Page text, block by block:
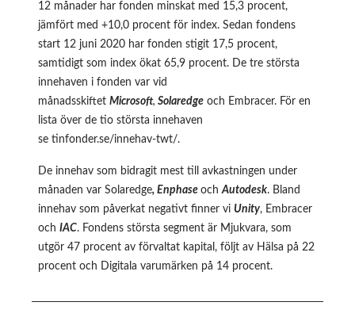
12 månader har fonden minskat med 15,3 procent,
jämfört med +10,0 procent för index. Sedan fondens
start 12 juni 2020 har fonden stigit 17,5 procent,
samtidigt som index ökat 65,9 procent. De tre största
innehaven i fonden var vid
månadsskiftet Microsoft, Solaredge och Embracer. För en
lista över de tio största innehaven
se tinfonder.se/innehav-twt/.
De innehav som bidragit mest till avkastningen under
månaden var Solaredge, Enphase ochAutodesk. Bland
innehav som påverkat negativt finner vi Unity, Embracer
och IAC. Fondens största segment är Mjukvara, som
utgör 47 procent av förvaltat kapital, följt av Hälsa på 22
procent och Digitala varumärken på 14 procent.